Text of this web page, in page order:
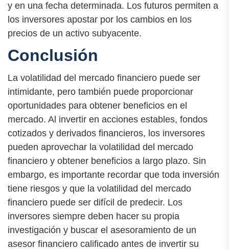
y en una fecha determinada. Los futuros permiten a
los inversores apostar por los cambios en los
precios de un activo subyacente.
Conclusión
La volatilidad del mercado financiero puede ser
intimidante, pero también puede proporcionar
oportunidades para obtener beneficios en el
mercado. Al invertir en acciones estables, fondos
cotizados y derivados financieros, los inversores
pueden aprovechar la volatilidad del mercado
financiero y obtener beneficios a largo plazo. Sin
embargo, es importante recordar que toda inversión
tiene riesgos y que la volatilidad del mercado
financiero puede ser difícil de predecir. Los
inversores siempre deben hacer su propia
investigación y buscar el asesoramiento de un
asesor financiero calificado antes de invertir su